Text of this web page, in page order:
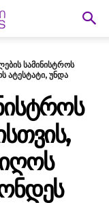
სამინისტროს
ატესტატი, უნდა